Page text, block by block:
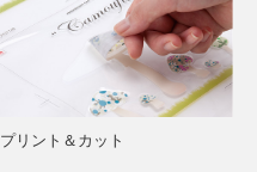
プリント＆カット